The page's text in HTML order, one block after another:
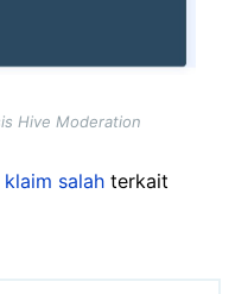
Hive Moderation
klaim salah terkait